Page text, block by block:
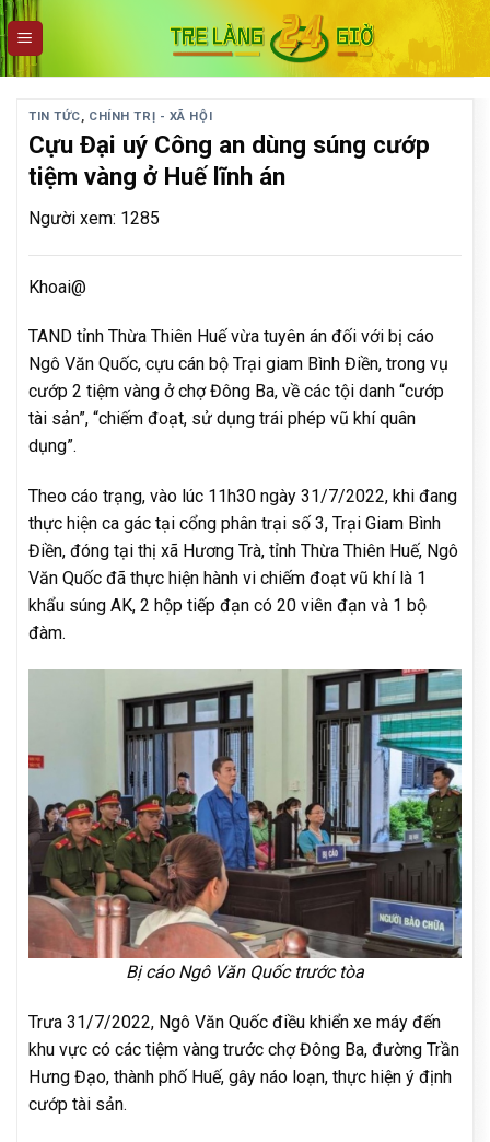
Skip
to
content
TIN TỨC, CHÍNH TRỊ - XÃ HỘI
Cựu Đại uý Công an dùng súng cướp
tiệm vàng ở Huế lĩnh án
Người xem: 1285
Khoai@
TAND tỉnh Thừa Thiên Huế vừa tuyên án đối với bị cáo
Ngô Văn Quốc, cựu cán bộ Trại giam Bình Điền, trong vụ
cướp 2 tiệm vàng ở chợ Đông Ba, về các tội danh “cướp
tài sản”, “chiếm đoạt, sử dụng trái phép vũ khí quân
dụng”.
Theo cáo trạng, vào lúc 11h30 ngày 31/7/2022, khi đang
thực hiện ca gác tại cổng phân trại số 3, Trại Giam Bình
Điền, đóng tại thị xã Hương Trà, tỉnh Thừa Thiên Huế, Ngô
Văn Quốc đã thực hiện hành vi chiếm đoạt vũ khí là 1
khẩu súng AK, 2 hộp tiếp đạn có 20 viên đạn và 1 bộ
đàm.
Bị cáo Ngô Văn Quốc trước tòa
Trưa 31/7/2022, Ngô Văn Quốc điều khiển xe máy đến
khu vực có các tiệm vàng trước chợ Đông Ba, đường Trần
Hưng Đạo, thành phố Huế, gây náo loạn, thực hiện ý định
cướp tài sản.